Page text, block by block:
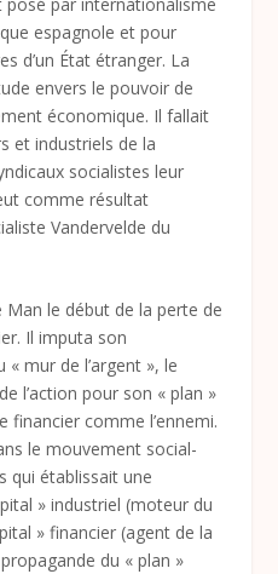
espagnole et pour
d’un État étranger. La
envers le pouvoir de
économique. Il fallait
et industriels de la
socialistes leur
comme résultat
Vandervelde du
le début de la perte de
Il imputa son
mur de l’argent », le
l’action pour son « plan »
financier comme l’ennemi.
le mouvement social-
qui établissait une
» industriel (moteur du
» financier (agent de la
du « plan »